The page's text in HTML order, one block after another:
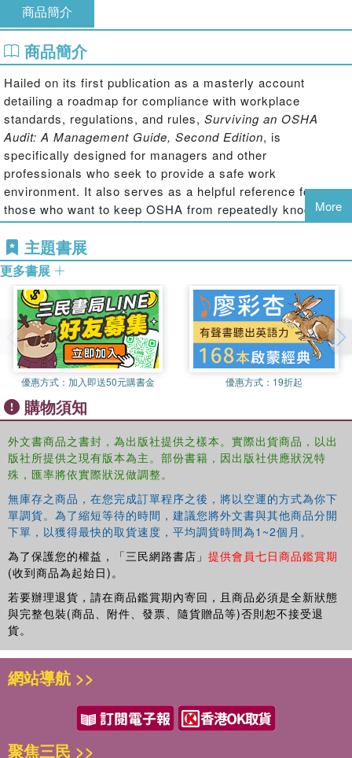
商品簡介
商品簡介
Hailed on its first publication as a masterly account
detailing a roadmap for compliance with workplace
standards, regulations, and rules, Surviving an OSHA
Audit: A Management Guide, Second Edition, is
specifically designed for managers and other
professionals who seek to provide a safe work
environment. It also serves as a helpful reference for
those who want to keep OSHA from repeatedly knocking
on the door and issuing citations that can be both
embarrassing and expensive. Completely revised and
updated with eight important chapters added, emphasis is
placed on compliance through vigilance and proper work
practices. With compliance in mind, it is important to
recognize that OSHA regulations, standards, or rulings are
not static; they continue to be revised over time. This new
edition highlights those areas of regulation that have
changed as well as those that are still current and
relevant.
Features:
Fully updated to reflect the most up-to-date changes in regulation.
Presents numerous practical examples throughout.
Examines the importance of and best practices for recordkeeping
protocols.
This book is an excellent resource and guide relevant to a
workplace managers, safety professionals, students, and
administrators at all levels.
More
主題書展
更多書展
優惠方式： 加入即送50元購書金 優惠方式： 19折起
購物須知
外文書商品之書封，為出版社提供之樣本。實際出貨商品，以出
版社所提供之現有版本為主。部份書籍，因出版社供應狀況特
殊，匯率將依實際狀況做調整。
無庫存之商品，在您完成訂單程序之後，將以空運的方式為你下
單調貨。為了縮短等待的時間，建議您將外文書與其他商品分開
下單，以獲得最快的取貨速度，平均調貨時間為1~2個月。
為了保護您的權益，「三民網路書店」 提供會員七日商品鑑賞期
(收到商品為起始日)。
若要辦理退貨，請在商品鑑賞期內寄回，且商品必須是全新狀態
與完整包裝(商品、附件、發票、隨貨贈品等)否則恕不接受退
貨。
網站導航 >>
聚焦三民 >>